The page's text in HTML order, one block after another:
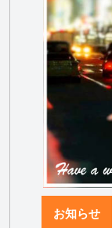
お知らせ